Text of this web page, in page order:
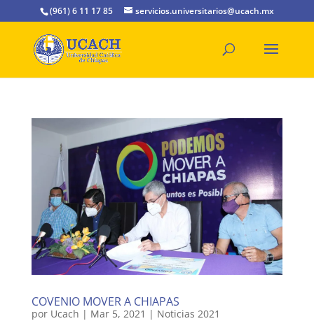
(961) 6 11 17 85 servicios.universitarios@ucach.mx
COVENIO MOVER A CHIAPAS
por Ucach | Mar 5, 2021 | Noticias 2021